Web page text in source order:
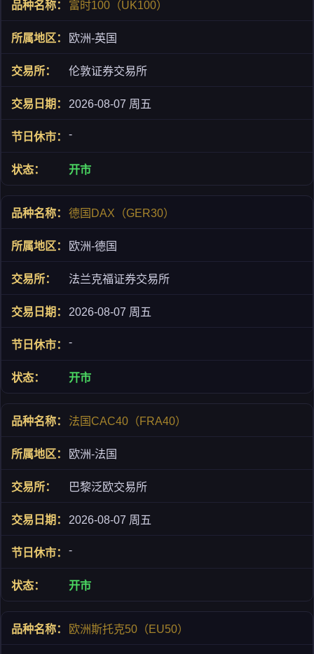
富时100（UK100）
欧洲-英国
伦敦证券交易所
2026-08-07 周五
-
开市
德国DAX（GER30）
欧洲-德国
法兰克福证券交易所
2026-08-07 周五
-
开市
法国CAC40（FRA40）
欧洲-法国
巴黎泛欧交易所
2026-08-07 周五
-
开市
欧洲斯托克50（EU50）